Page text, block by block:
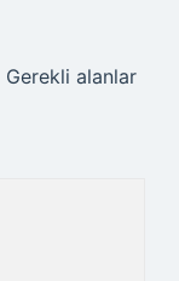
Gerekli alanlar